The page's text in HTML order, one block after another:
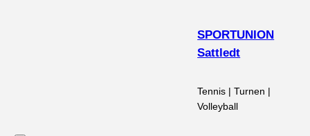
SPORTUNION
Sattledt
Tennis | Turnen |
Volleyball